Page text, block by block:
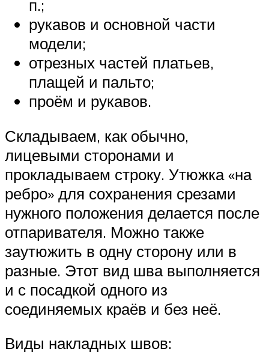
п.;
рукавов и основной части
модели;
отрезных частей платьев,
плащей и пальто;
проём и рукавов.
Складываем, как обычно,
лицевыми сторонами и
прокладываем строку. Утюжка «на
ребро» для сохранения срезами
нужного положения делается после
отпаривателя. Можно также
заутюжить в одну сторону или в
разные. Этот вид шва выполняется
и с посадкой одного из
соединяемых краёв и без неё.
Виды накладных швов: